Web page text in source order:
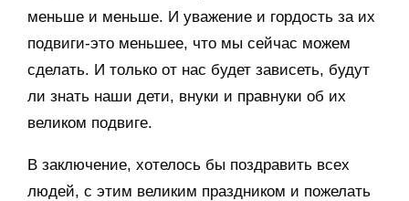
меньше и меньше. И уважение и гордость за их
подвиги-это меньшее, что мы сейчас можем
сделать. И только от нас будет зависеть, будут
ли знать наши дети, внуки и правнуки об их
великом подвиге.
В заключение, хотелось бы поздравить всех
людей, с этим великим праздником и пожелать